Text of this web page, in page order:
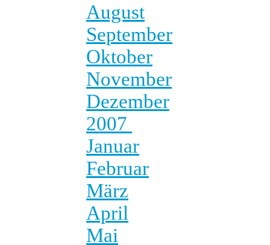
August
September
Oktober
November
Dezember
2007
Januar
Februar
März
April
Mai